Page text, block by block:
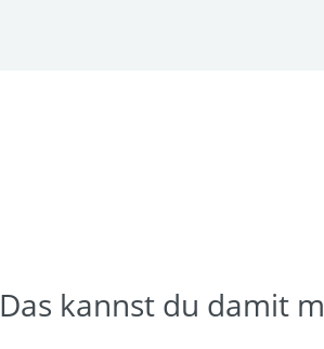
Das kannst du damit